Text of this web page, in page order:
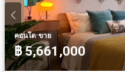
คอนโด·ขาย
฿ 5,661,000